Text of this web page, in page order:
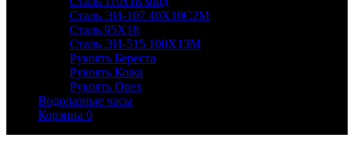
Сталь ЭИ-107 40Х10С2М
Сталь 95Х18
Сталь ЭИ-515 100Х13М
Рукоять Береста
Рукоять Кожа
Рукоять Орех
Водолазные часы
Корзина 0